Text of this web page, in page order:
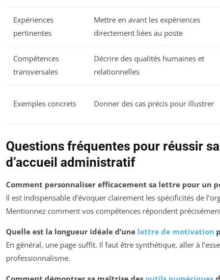
Expériences
pertinentes
Mettre en avant les expériences
directement liées au poste
Compétences
transversales
Décrire des qualités humaines et
relationnelles
Exemples concrets Donner des cas précis pour illustrer
Questions fréquentes pour réussir
d’accueil administratif
Comment personnaliser efficacement sa lettre pour un
Il est indispensable d’évoquer clairement les spécificités de
Mentionnez comment vos compétences répondent
Quelle est la longueur idéale d’une lettre de motivation
En général, une page suffit. Il faut être synthétique, aller à
professionnalisme.